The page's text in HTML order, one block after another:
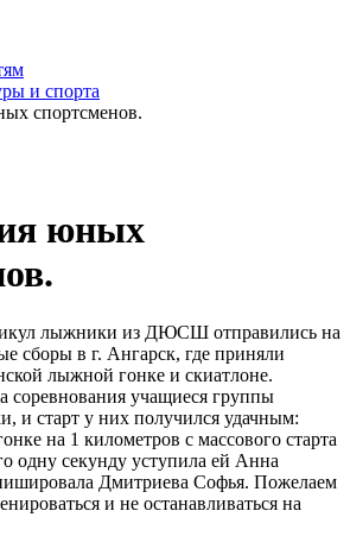
юных
лыжники из ДЮСШ отправились на
сборы в г. Ангарск, где приняли
лыжной гонке и скиатлоне.
соревнования учащиеся группы
и старт у них получился удачным:
на 1 километров с массового старта
одну секунду уступила ей Анна
Дмитриева Софья. Пожелаем
и не останавливаться на
и спорта
спортсменов.